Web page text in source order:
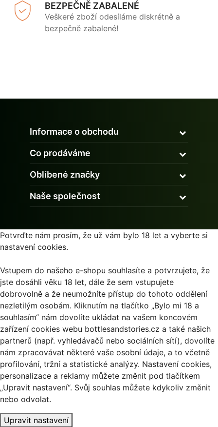
BEZPEČNĚ ZABALENÉ
Veškeré zboží odesíláme diskrétně a
bezpečně zabalené!
Informace o obchodu
Co prodáváme
Oblíbené značky
Naše společnost
Potvrďte nám prosím, že už vám bylo 18 let a vyberte si
nastavení cookies.
Vstupem do našeho e-shopu souhlasíte a potvrzujete, že
jste dosáhli věku 18 let, dále že sem vstupujete
dobrovolně a že neumožníte přístup do tohoto oddělení
nezletilým osobám. Kliknutím na tlačítko „Bylo mi 18 a
souhlasím“ nám dovolíte ukládat na vašem koncovém
zařízení cookies webu bottlesandstories.cz a také našich
partnerů (např. vyhledávačů nebo sociálních sítí), dovolíte
nám zpracovávat některé vaše osobní údaje, a to včetně
profilování, tržní a statistické analýzy. Nastavení cookies,
personalizace a reklamy můžete změnit pod tlačítkem
„Upravit nastavení“. Svůj souhlas můžete kdykoliv změnit
nebo odvolat.
Upravit nastavení